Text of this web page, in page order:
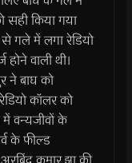
सही किया गया
से गले में लगा रेडियो
होने वाली थी।
ने बाघ को
कॉलर को
वन्यजीवों के
के फील्ड